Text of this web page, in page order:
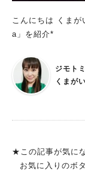
こんにちは くま
a」を紹介*
ジモト
くまが
★この記事が気に
お気に入りのボ